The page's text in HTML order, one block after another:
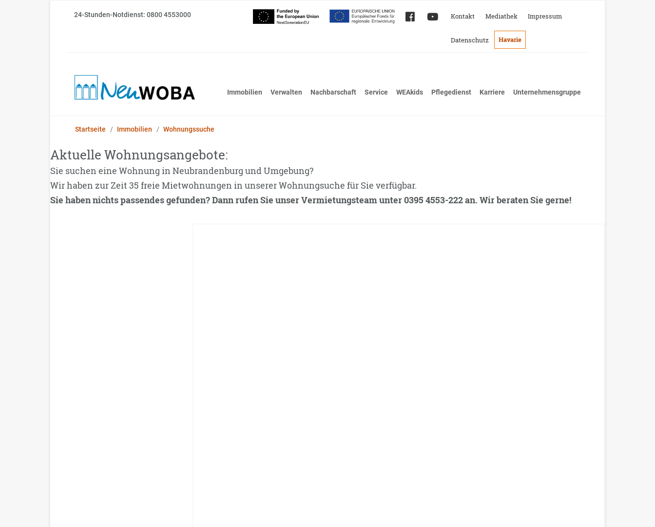
24-Stunden-Notdienst: 0800 4553000 Kontakt Mediathek Impressum
Datenschutz Havarie
Immobilien Verwalten Nachbarschaft Service WEAkids Pflegedienst Karriere Unternehmensgruppe
Startseite Immobilien Wohnungssuche
Aktuelle Wohnungsangebote:
Sie suchen eine Wohnung in Neubrandenburg und Umgebung?
Wir haben zur Zeit 35 freie Mietwohnungen in unserer Wohnungsuche für Sie verfügbar.
Sie haben nichts passendes gefunden? Dann rufen Sie unser Vermietungsteam unter 0395 4553-222 an. Wir beraten Sie gerne!